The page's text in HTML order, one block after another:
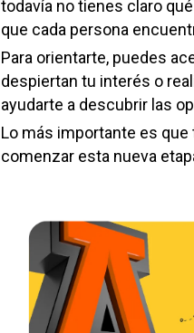
todavía no tienes claro
que cada persona
Para orientarte, puedes
despiertan tu interés o
ayudarte a descubrir las
Lo más importante es
comenzar esta nueva